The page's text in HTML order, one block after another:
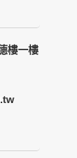
樓一樓